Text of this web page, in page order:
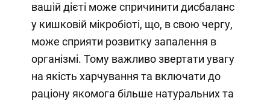
вашій дієті може спричинити дисбаланс
у кишковій мікробіоті, що, в свою чергу,
може сприяти розвитку запалення в
організмі. Тому важливо звертати увагу
на якість харчування та включати до
раціону якомога більше натуральних та